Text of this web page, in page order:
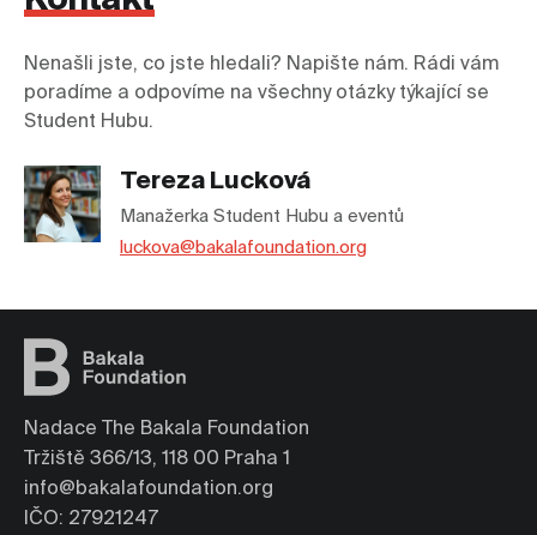
Nenašli jste, co jste hledali? Napište nám. Rádi vám
poradíme a odpovíme na všechny otázky týkající se
Student Hubu.
Tereza Lucková
Manažerka Student Hubu a eventů
luckova@bakalafoundation.org
Nadace The Bakala Foundation
Tržiště 366/13, 118 00 Praha 1
info@bakalafoundation.org
IČO: 27921247